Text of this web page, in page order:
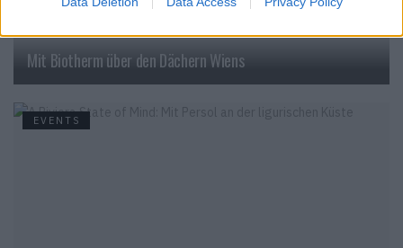
Mit Biotherm über den Dächern Wiens
EVENTS